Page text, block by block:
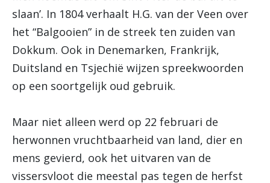
slaan’. In 1804 verhaalt H.G. van der Veen over
het “Balgooien” in de streek ten zuiden van
Dokkum. Ook in Denemarken, Frankrijk,
Duitsland en Tsjechië wijzen spreekwoorden
op een soortgelijk oud gebruik.
Maar niet alleen werd op 22 februari de
herwonnen vruchtbaarheid van land, dier en
mens gevierd, ook het uitvaren van de
vissersvloot die meestal pas tegen de herfst